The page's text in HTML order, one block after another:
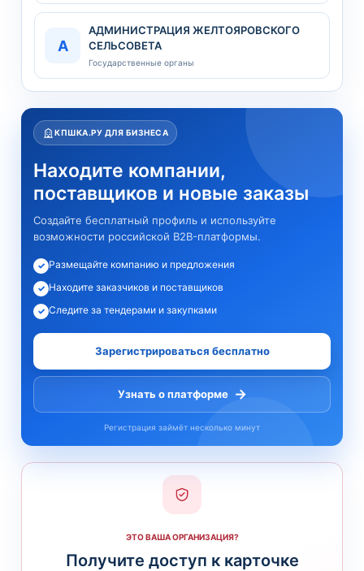
А
АДМИНИСТРАЦИЯ ЖЕЛТОЯРОВСКОГО
СЕЛЬСОВЕТА
Государственные органы
КПШКА.РУ ДЛЯ БИЗНЕСА
Находите компании,
поставщиков и новые заказы
Создайте бесплатный профиль и используйте
возможности российской B2B-платформы.
✓ Размещайте компанию и предложения
✓ Находите заказчиков и поставщиков
✓ Следите за тендерами и закупками
Зарегистрироваться бесплатно
Узнать о платформе →
Регистрация займёт несколько минут
ЭТО ВАША ОРГАНИЗАЦИЯ?
Получите доступ к карточке